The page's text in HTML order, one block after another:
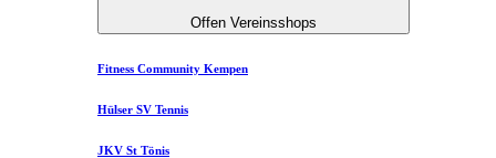
Offen Vereinsshops
Fitness Community Kempen
Hülser SV Tennis
JKV St Tönis